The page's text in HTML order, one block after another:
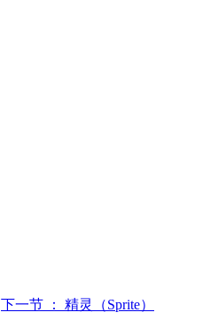
下一节 ： 精灵（Sprite）